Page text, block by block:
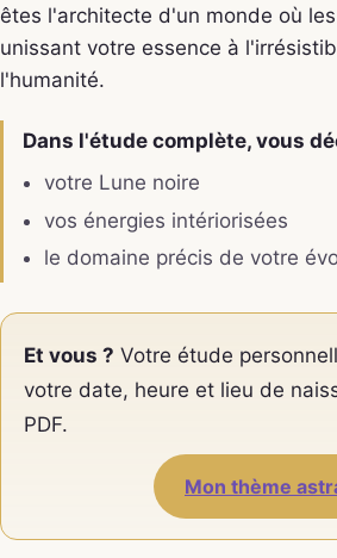
êtes l'architecte d'un monde où
unissant votre essence à
l'humanité.
Dans l'étude complète, vous
votre Lune noire
vos énergies intériorisées
le domaine précis de votre
Et vous ? Votre étude
votre date, heure et lieu de
PDF.
Mon thème